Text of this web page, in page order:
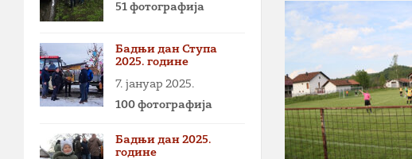
51 фотографија
Бадњи дан Ступа
2025. године
7. јануар 2025.
100 фотографија
Бадњи дан 2025.
године